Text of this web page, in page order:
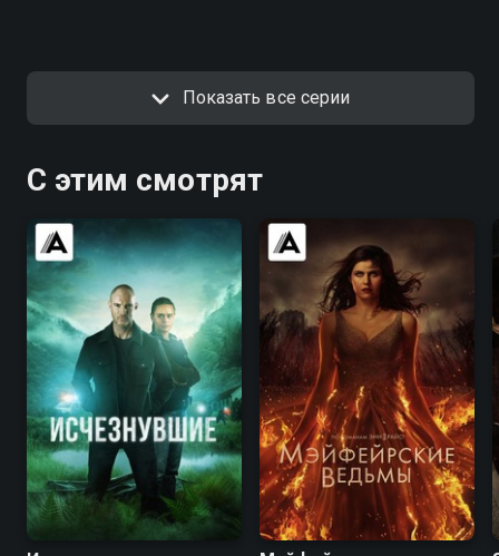
Показать все серии
С этим смотрят
7.0 6.9 7.2 6.2